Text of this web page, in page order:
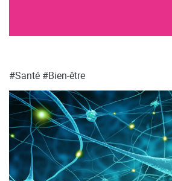
#Santé #Bien-être